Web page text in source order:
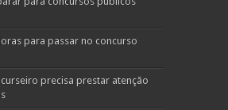
para passar no concurso
precisa prestar atenção